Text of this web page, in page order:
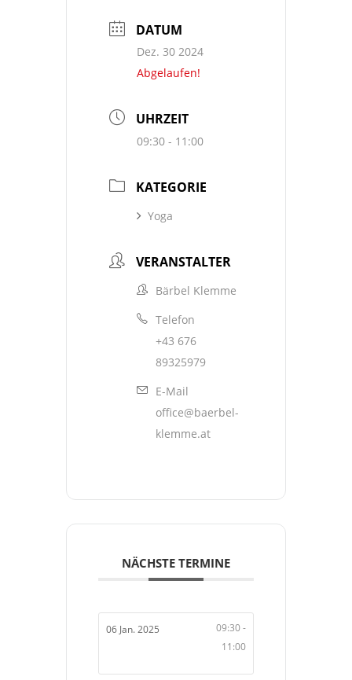
DATUM
Dez. 30 2024
Abgelaufen!
UHRZEIT
09:30 - 11:00
KATEGORIE
Yoga
VERANSTALTER
Bärbel Klemme
Telefon
+43 676
89325979
E-Mail
office@baerbel-
klemme.at
NÄCHSTE TERMINE
06 Jan. 2025
09:30 -
11:00